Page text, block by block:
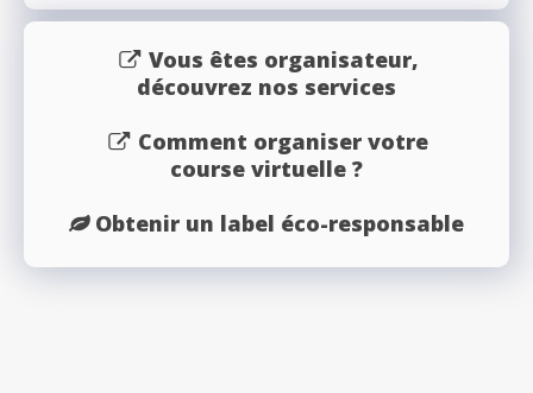
Vous êtes organisateur,
découvrez nos services
Comment organiser votre
course virtuelle ?
Obtenir un label éco-responsable